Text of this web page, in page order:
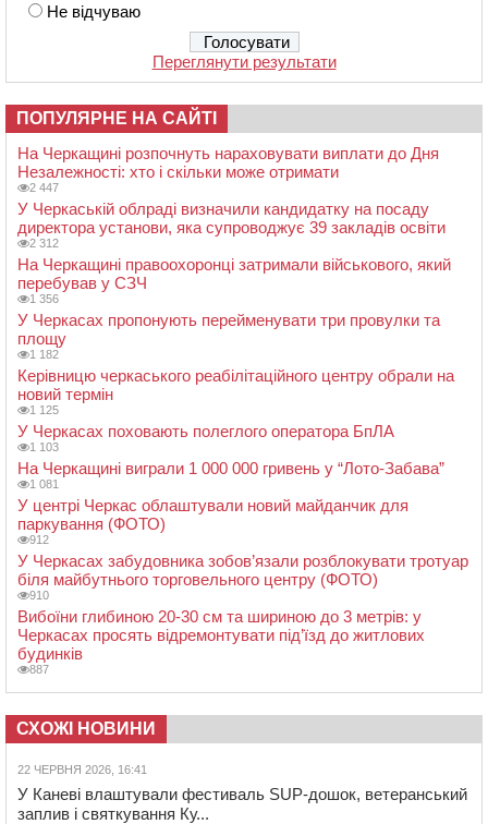
Не відчуваю
Переглянути результати
ПОПУЛЯРНЕ НА САЙТІ
На Черкащині розпочнуть нараховувати виплати до Дня
Незалежності: хто і скільки може отримати
2 447
У Черкаській облраді визначили кандидатку на посаду
директора установи, яка супроводжує 39 закладів освіти
2 312
На Черкащині правоохоронці затримали військового, який
перебував у СЗЧ
1 356
У Черкасах пропонують перейменувати три провулки та
площу
1 182
Керівницю черкаського реабілітаційного центру обрали на
новий термін
1 125
У Черкасах поховають полеглого оператора БпЛА
1 103
На Черкащині виграли 1 000 000 гривень у “Лото-Забава”
1 081
У центрі Черкас облаштували новий майданчик для
паркування (ФОТО)
912
У Черкасах забудовника зобов’язали розблокувати тротуар
біля майбутнього торговельного центру (ФОТО)
910
Вибоїни глибиною 20-30 см та шириною до 3 метрів: у
Черкасах просять відремонтувати під’їзд до житлових
будинків
887
СХОЖІ НОВИНИ
22 ЧЕРВНЯ 2026, 16:41
У Каневі влаштували фестиваль SUP-дошок, ветеранський
заплив і святкування Ку...